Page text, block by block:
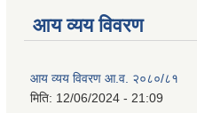
आय व्यय विवरण
आय व्यय विवरण आ.व. २०८०/८१
मिति: 12/06/2024 - 21:09